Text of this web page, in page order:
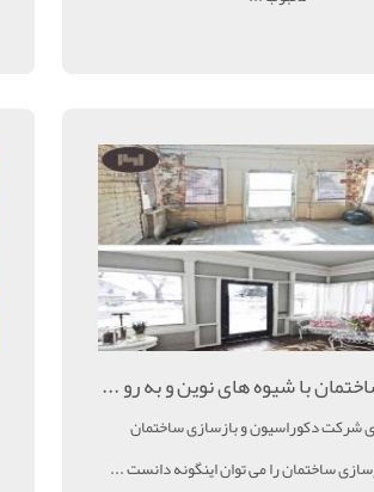
با شیوه های نوین و به رو ...
شرکت دکوراسیون و بازسازی ساختمان
ساختمان را می توان اینگونه دانست ...